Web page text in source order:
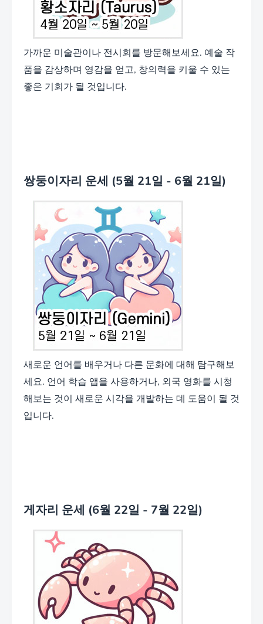
가까운 미술관이나 전시회를 방문해보세요. 예술 작
품을 감상하며 영감을 얻고, 창의력을 키울 수 있는
좋은 기회가 될 것입니다.
쌍둥이자리 운세 (5월 21일 - 6월 21일)
새로운 언어를 배우거나 다른 문화에 대해 탐구해보
세요. 언어 학습 앱을 사용하거나, 외국 영화를 시청
해보는 것이 새로운 시각을 개발하는 데 도움이 될 것
입니다.
게자리 운세 (6월 22일 - 7월 22일)